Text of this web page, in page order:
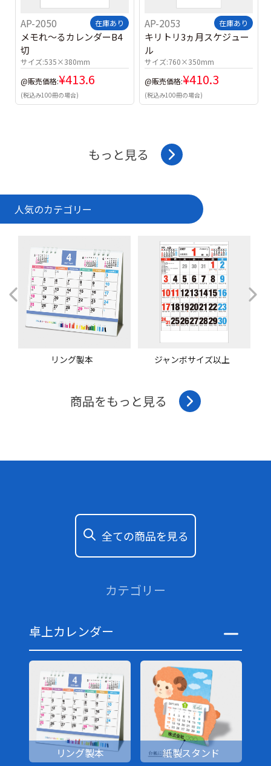
AP-2050 在庫あり
メモれ～るカレンダーB4
切
サイズ:535×380mm
@販売価格:¥413.6
(税込み100冊の場合)
AP-2053 在庫あり
キリトリ3ヵ月スケジュー
ル
サイズ:760×350mm
@販売価格:¥410.3
(税込み100冊の場合)
もっと見る
人気のカテゴリー
リング製本 ジャンボサイズ以上
商品をもっと見る
全ての商品を見る
カテゴリー
卓上カレンダー
リング製本 紙製スタンド